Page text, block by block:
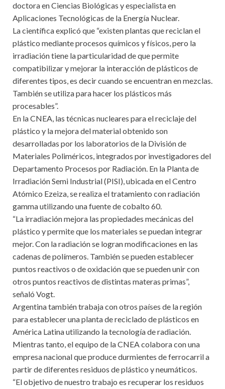
doctora en Ciencias Biológicas y especialista en
Aplicaciones Tecnológicas de la Energía Nuclear.
La científica explicó que “existen plantas que reciclan el
plástico mediante procesos químicos y físicos, pero la
irradiación tiene la particularidad de que permite
compatibilizar y mejorar la interacción de plásticos de
diferentes tipos, es decir cuando se encuentran en mezclas.
También se utiliza para hacer los plásticos más
procesables”.
En la CNEA, las técnicas nucleares para el reciclaje del
plástico y la mejora del material obtenido son
desarrolladas por los laboratorios de la División de
Materiales Poliméricos, integrados por investigadores del
Departamento Procesos por Radiación. En la Planta de
Irradiación Semi Industrial (PISI), ubicada en el Centro
Atómico Ezeiza, se realiza el tratamiento con radiación
gamma utilizando una fuente de cobalto 60.
“La irradiación mejora las propiedades mecánicas del
plástico y permite que los materiales se puedan integrar
mejor. Con la radiación se logran modificaciones en las
cadenas de polímeros. También se pueden establecer
puntos reactivos o de oxidación que se pueden unir con
otros puntos reactivos de distintas materas primas”,
señaló Vogt.
Argentina también trabaja con otros países de la región
para establecer una planta de reciclado de plásticos en
América Latina utilizando la tecnología de radiación.
Mientras tanto, el equipo de la CNEA colabora con una
empresa nacional que produce durmientes de ferrocarril a
partir de diferentes residuos de plástico y neumáticos.
“El objetivo de nuestro trabajo es recuperar los residuos